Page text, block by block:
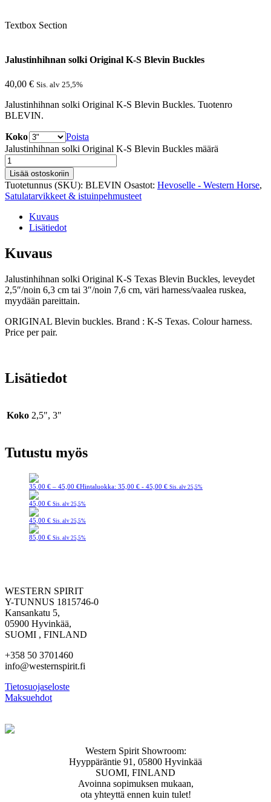
Textbox Section
Jalustinhihnan solki Original K-S Blevin Buckles
40,00 € Sis. alv 25,5%
Jalustinhihnan solki Original K-S Blevin Buckles. Tuotenro
BLEVIN.
Koko
Poista
Jalustinhihnan solki Original K-S Blevin Buckles määrä
Lisää ostoskoriin
Tuotetunnus (SKU): BLEVIN Osastot: Hevoselle - Western Horse,
Satulatarvikkeet & istuinpehmusteet
Kuvaus
Lisätiedot
Kuvaus
Jalustinhihnan solki Original K-S Texas Blevin Buckles, leveydet
2,5″/noin 6,3 cm tai 3″/noin 7,6 cm, väri harness/vaalea ruskea,
myydään pareittain.
ORIGINAL Blevin buckles. Brand : K-S Texas. Colour harness.
Price per pair.
Lisätiedot
Koko 2,5", 3"
Tutustu myös
35,00 € – 45,00 €Hintaluokka: 35,00 € - 45,00 € Sis. alv 25,5%
45,00 € Sis. alv 25,5%
45,00 € Sis. alv 25,5%
85,00 € Sis. alv 25,5%
WESTERN SPIRIT
Y-TUNNUS 1815746-0
Kansankatu 5,
05900 Hyvinkää,
SUOMI , FINLAND
+358 50 3701460
info@westernspirit.fi
Tietosuojaseloste
Maksuehdot
Western Spirit Showroom:
Hyyppäräntie 91, 05800 Hyvinkää
SUOMI, FINLAND
Avoinna sopimuksen mukaan,
ota yhteyttä ennen kuin tulet!